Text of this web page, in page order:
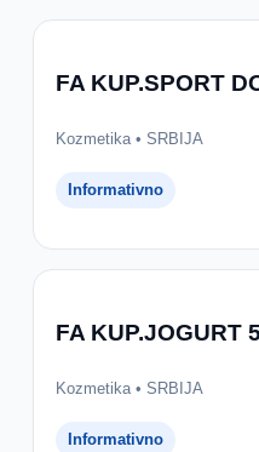
FA KUP.SPORT
Kozmetika • SRBIJA
Informativno
FA KUP.JOGURT
Kozmetika • SRBIJA
Informativno